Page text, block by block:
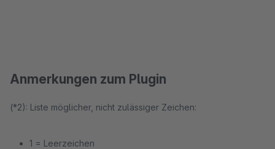
Anmerkungen zum Plugin
(*2): Liste möglicher, nicht zulässiger Zeichen:
1 = Leerzeichen